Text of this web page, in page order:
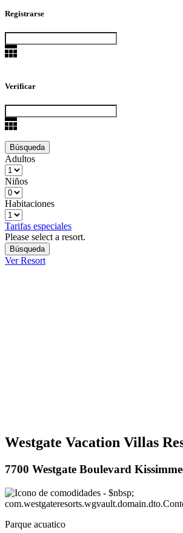
Registrarse
Verificar
Adultos
Niños
Habitaciones
Tarifas especiales
Please select a resort.
Ver Resort
Westgate Vacation Villas
7700 Westgate Boulevard
Parque acuatico